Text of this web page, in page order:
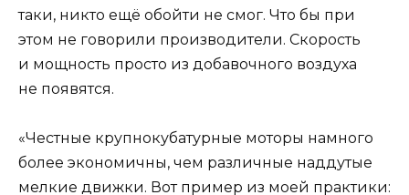
таки, никто ещё обойти не смог. Что бы при
этом не говорили производители. Скорость
и мощность просто из добавочного воздуха
не появятся.
«Честные крупнокубатурные моторы намного
более экономичны, чем различные наддутые
мелкие движки. Вот пример из моей практики: